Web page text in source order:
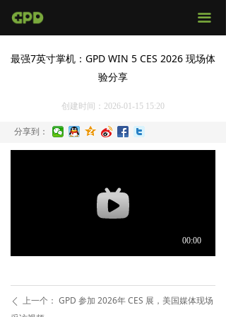
끀
官网首页
最强7英寸掌机：GPD WIN 5 CES 2026 现场体
验分享
ꄴ 上一个： GPD 参加 2026年 CES 展，美国媒体现场
分享到：
创建时间： 2026-01-15 15:20